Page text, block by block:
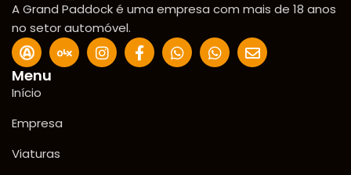
A Grand Paddock é uma empresa com mais de 18 anos
no setor automóvel.
Menu
Início
Empresa
Viaturas